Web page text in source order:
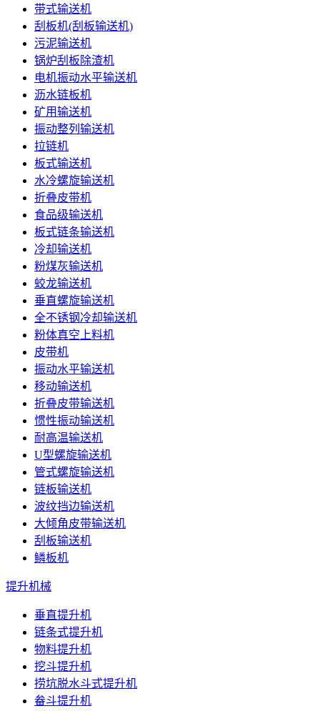
带式输送机
刮板机(刮板输送机)
污泥输送机
锅炉刮板除渣机
电机振动水平输送机
沥水链板机
矿用输送机
振动整列输送机
拉链机
板式输送机
水冷螺旋输送机
折叠皮带机
食品级输送机
板式链条输送机
冷却输送机
粉煤灰输送机
蛟龙输送机
垂直螺旋输送机
全不锈钢冷却输送机
粉体真空上料机
皮带机
振动水平输送机
移动输送机
折叠皮带输送机
惯性振动输送机
耐高温输送机
U型螺旋输送机
管式螺旋输送机
链板输送机
波纹挡边输送机
大倾角皮带输送机
刮板输送机
鳞板机
提升机械
垂直提升机
链条式提升机
物料提升机
挖斗提升机
捞坑脱水斗式提升机
畚斗提升机